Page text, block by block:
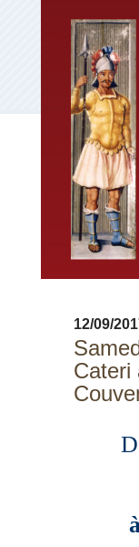
12/09/
Cateri